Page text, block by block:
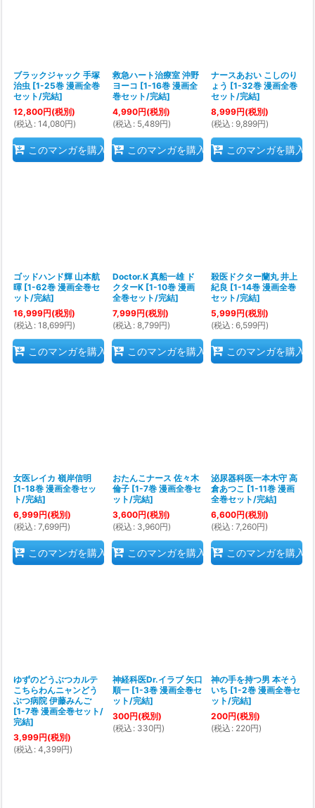
ブラックジャック 手塚
治虫 [1-25巻 漫画全巻
セット/完結]
12,800円(税別)
(税込 : 14,080円)
このマンガを購入
救急ハート治療室 沖野
ヨーコ [1-16巻 漫画全
巻セット/完結]
4,990円(税別)
(税込 : 5,489円)
このマンガを購入
ナースあおい こしのり
ょう [1-32巻 漫画全巻
セット/完結]
8,999円(税別)
(税込 : 9,899円)
このマンガを購入
ゴッドハンド輝 山本航
暉 [1-62巻 漫画全巻セ
ット/完結]
16,999円(税別)
(税込 : 18,699円)
このマンガを購入
Doctor.K 真船一雄 ド
クターK [1-10巻 漫画
全巻セット/完結]
7,999円(税別)
(税込 : 8,799円)
このマンガを購入
殺医ドクター蘭丸 井上
紀良 [1-14巻 漫画全巻
セット/完結]
5,999円(税別)
(税込 : 6,599円)
このマンガを購入
女医レイカ 嶺岸信明
[1-18巻 漫画全巻セッ
ト/完結]
6,999円(税別)
(税込 : 7,699円)
このマンガを購入
おたんこナース 佐々木
倫子 [1-7巻 漫画全巻セ
ット/完結]
3,600円(税別)
(税込 : 3,960円)
このマンガを購入
泌尿器科医一本木守 高
倉あつこ [1-11巻 漫画
全巻セット/完結]
6,600円(税別)
(税込 : 7,260円)
このマンガを購入
ゆずのどうぶつカルテ
こちらわんニャンどう
ぶつ病院 伊藤みんご
[1-7巻 漫画全巻セット/
完結]
3,999円(税別)
(税込 : 4,399円)
神経科医Dr.イラブ 矢口
順一 [1-3巻 漫画全巻セ
ット/完結]
300円(税別)
(税込 : 330円)
神の手を持つ男 本そう
いち [1-2巻 漫画全巻セ
ット/完結]
200円(税別)
(税込 : 220円)